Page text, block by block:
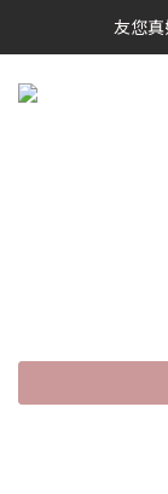
友您